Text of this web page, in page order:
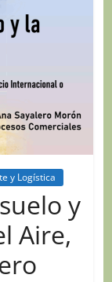
y Logística
y
Aire,